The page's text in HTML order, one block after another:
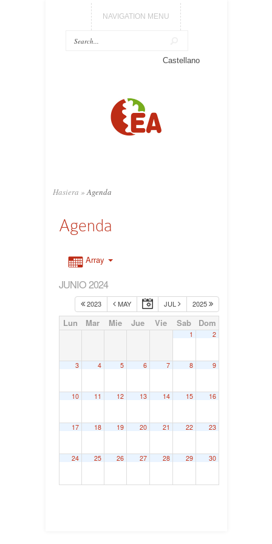
NAVIGATION MENU
Castellano
Hasiera » Agenda
Agenda
Array
JUNIO 2024
2023 MAY JUL 2025
Lun Mar Mie Jue Vie Sab Dom
1 2
3 4 5 6 7 8 9
10 11 12 13 14 15 16
17 18 19 20 21 22 23
24 25 26 27 28 29 30